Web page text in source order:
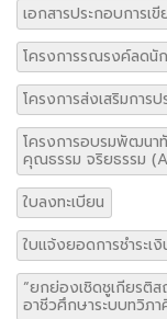
เอกสารประกอบการเ
โครงการรณรงค์ลดนั
โครงการส่งเสริมการ
โครงการอบรมพัฒนาทั
คุณธรรม จริยธรรม
ใบลงทะเบียน
ใบแจ้งยอดการชำระ
“ยกย่องเชิดชูเกียรติส
อาชีวศึกษาระบบทวิภา